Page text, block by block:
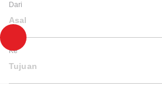
Dari
Asal
Ke
Tujuan